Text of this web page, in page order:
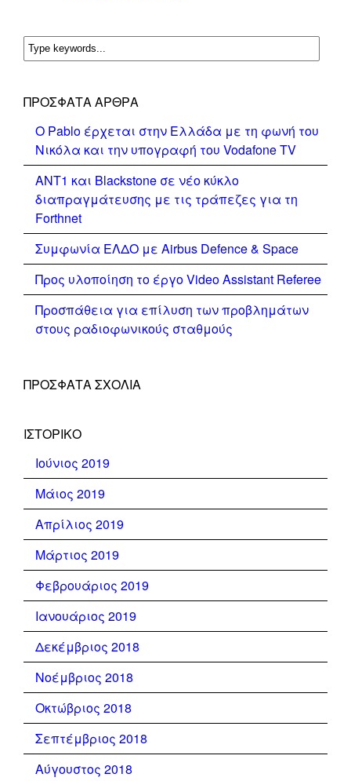
ΠΡΌΣΦΑΤΑ ΆΡΘΡΑ
Ο Pablo έρχεται στην Ελλάδα με τη φωνή του
Νικόλα και την υπογραφή του Vodafone TV
ΑΝΤ1 και Blackstone σε νέο κύκλο
διαπραγμάτευσης με τις τράπεζες για τη
Forthnet
Συμφωνία ΕΛΔΟ με Airbus Defence & Space
Προς υλοποίηση το έργο Video Assistant Referee
Προσπάθεια για επίλυση των προβλημάτων
στους ραδιοφωνικούς σταθμούς
ΠΡΌΣΦΑΤΑ ΣΧΌΛΙΑ
ΙΣΤΟΡΙΚΌ
Ιούνιος 2019
Μάιος 2019
Απρίλιος 2019
Μάρτιος 2019
Φεβρουάριος 2019
Ιανουάριος 2019
Δεκέμβριος 2018
Νοέμβριος 2018
Οκτώβριος 2018
Σεπτέμβριος 2018
Αύγουστος 2018